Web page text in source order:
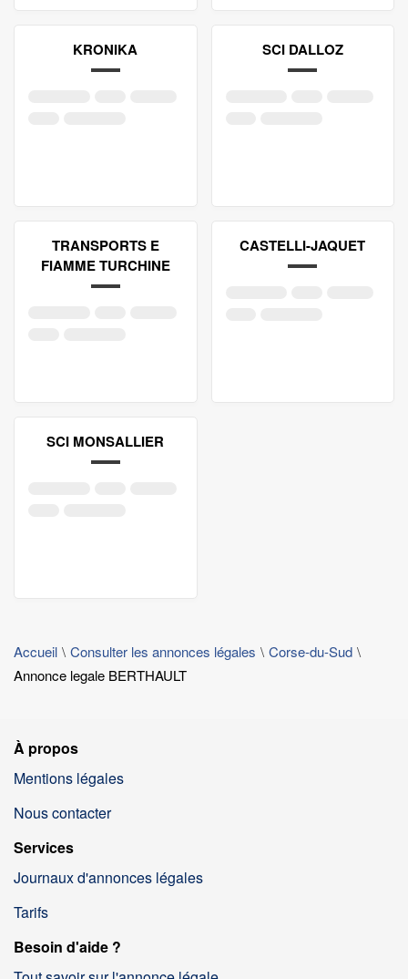
KRONIKA SCI DALLOZ
TRANSPORTS E
FIAMME TURCHINE
CASTELLI-JAQUET
SCI MONSALLIER
Accueil Consulter les annonces légales
Corse-du-Sud
Annonce legale BERTHAULT
À propos
Mentions légales
Nous contacter
Services
Journaux d'annonces légales
Tarifs
Besoin d'aide ?